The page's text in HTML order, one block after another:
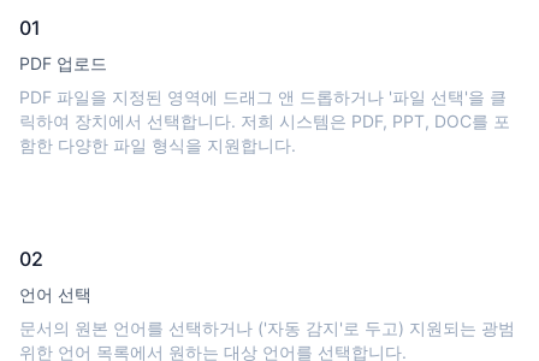
01
PDF 업로드
PDF 파일을 지정된 영역에 드래그 앤 드롭하거나 '파일 선택'을 클
릭하여 장치에서 선택합니다. 저희 시스템은 PDF, PPT, DOC를 포
함한 다양한 파일 형식을 지원합니다.
02
언어 선택
문서의 원본 언어를 선택하거나 ('자동 감지'로 두고) 지원되는 광범
위한 언어 목록에서 원하는 대상 언어를 선택합니다.